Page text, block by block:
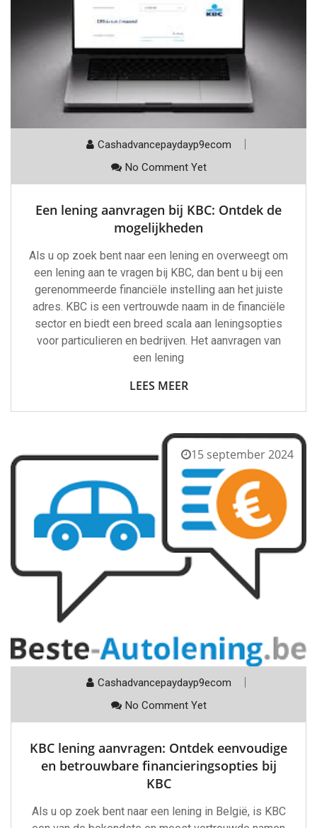
Cashadvancepaydayp9ecom
No Comment Yet
Een lening aanvragen bij KBC: Ontdek de
mogelijkheden
Als u op zoek bent naar een lening en overweegt om
een lening aan te vragen bij KBC, dan bent u bij een
gerenommeerde financiële instelling aan het juiste
adres. KBC is een vertrouwde naam in de financiële
sector en biedt een breed scala aan leningsopties
voor particulieren en bedrijven. Het aanvragen van
een lening
LEES MEER
15 september 2024
Cashadvancepaydayp9ecom
No Comment Yet
KBC lening aanvragen: Ontdek eenvoudige
en betrouwbare financieringsopties bij
KBC
Als u op zoek bent naar een lening in België, is KBC